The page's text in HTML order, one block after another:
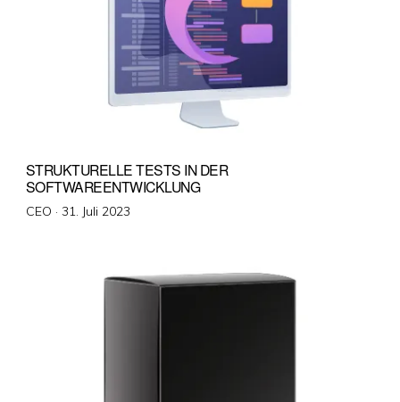
STRUKTURELLE TESTS IN DER
SOFTWAREENTWICKLUNG
CEO · Veröffentlicht
31. Juli 2023